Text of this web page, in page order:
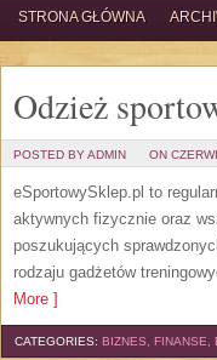
STRONA GŁÓWNA
Odzież
POSTED BY ADMIN ON
eSportowySklep.pl to
aktywnych fizycznie oraz
poszukujących
rodzaju gadżetów
More ]
CATEGORIES: BIZNES, FINANSE,